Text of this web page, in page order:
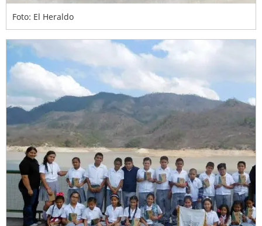
Foto: El Heraldo